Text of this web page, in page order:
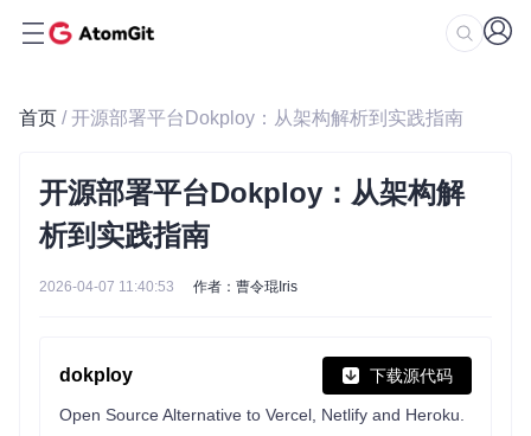
首页 / 开源部署平台Dokploy：从架构解析到实践指南
开源部署平台Dokploy：从架构解
析到实践指南
2026-04-07 11:40:53 作者：曹令琨Iris
dokploy 下载源代码
Open Source Alternative to Vercel, Netlify and Heroku.